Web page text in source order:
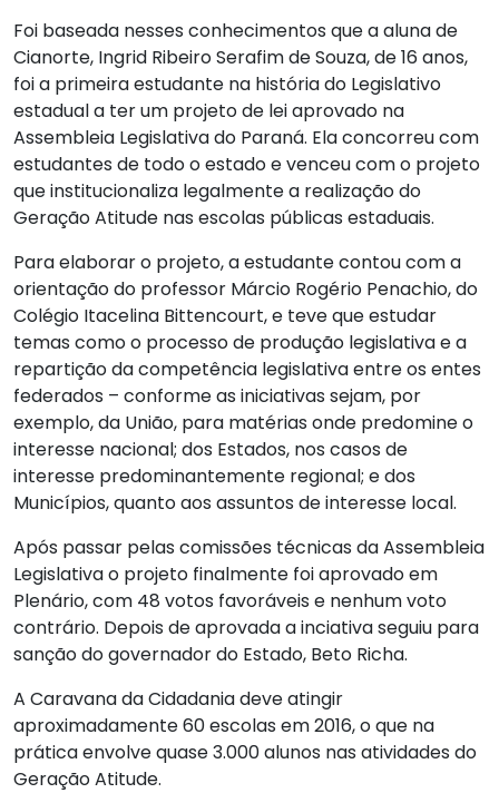
Foi baseada nesses conhecimentos que a aluna de
Cianorte, Ingrid Ribeiro Serafim de Souza, de 16 anos,
foi a primeira estudante na história do Legislativo
estadual a ter um projeto de lei aprovado na
Assembleia Legislativa do Paraná. Ela concorreu com
estudantes de todo o estado e venceu com o projeto
que institucionaliza legalmente a realização do
Geração Atitude nas escolas públicas estaduais.
Para elaborar o projeto, a estudante contou com a
orientação do professor Márcio Rogério Penachio, do
Colégio Itacelina Bittencourt, e teve que estudar
temas como o processo de produção legislativa e a
repartição da competência legislativa entre os entes
federados – conforme as iniciativas sejam, por
exemplo, da União, para matérias onde predomine o
interesse nacional; dos Estados, nos casos de
interesse predominantemente regional; e dos
Municípios, quanto aos assuntos de interesse local.
Após passar pelas comissões técnicas da Assembleia
Legislativa o projeto finalmente foi aprovado em
Plenário, com 48 votos favoráveis e nenhum voto
contrário. Depois de aprovada a inciativa seguiu para
sanção do governador do Estado, Beto Richa.
A Caravana da Cidadania deve atingir
aproximadamente 60 escolas em 2016, o que na
prática envolve quase 3.000 alunos nas atividades do
Geração Atitude.